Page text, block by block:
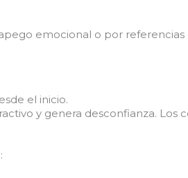
emocional o por referencias
el inicio.
y genera desconfianza. Los